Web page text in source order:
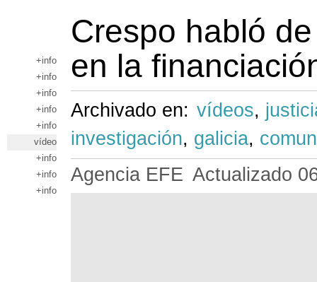
+info
+info
+info
+info
+info
vídeo
+info
+info
+info
Crespo habló
en la
Archivado en: vídeos,
investigación, galicia,
Agencia EFE Actualizado